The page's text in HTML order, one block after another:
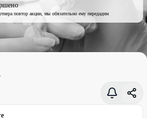
повтор акции, мы обязательно ему передадим
скидкой 33% - Эра красоты в